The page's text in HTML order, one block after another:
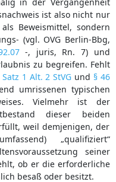
ist also nicht nur
Beweismittel, sondern
(vgl. OVG Berlin-Bbg,
-, juris, Rn. 7) und
zu begreifen. Fehlt
1 Alt. 2 StVG und § 46
umrissenen typischen
Vielmehr ist der
dieser beiden
weil demjenigen, der
„qualifiziert“
seiner
ob er die erforderliche
besaß oder besitzt.